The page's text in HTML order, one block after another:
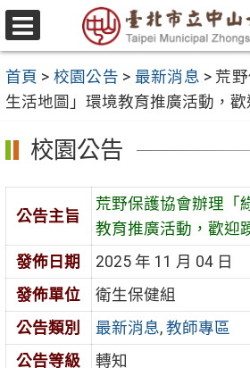
跳
至
要
內
容
區
選
單
首頁 > 校園公告 > 最新消息 > 荒
生活地圖」環境教育推廣活動，
校園公告
公告主旨
荒野保護協會辦理「
教育推廣活動，歡迎
發佈日期
2025 年 11 月 04 日
發佈單位
衛生保健組
公告類別
最新消息, 教師專區
公告等級
轉知